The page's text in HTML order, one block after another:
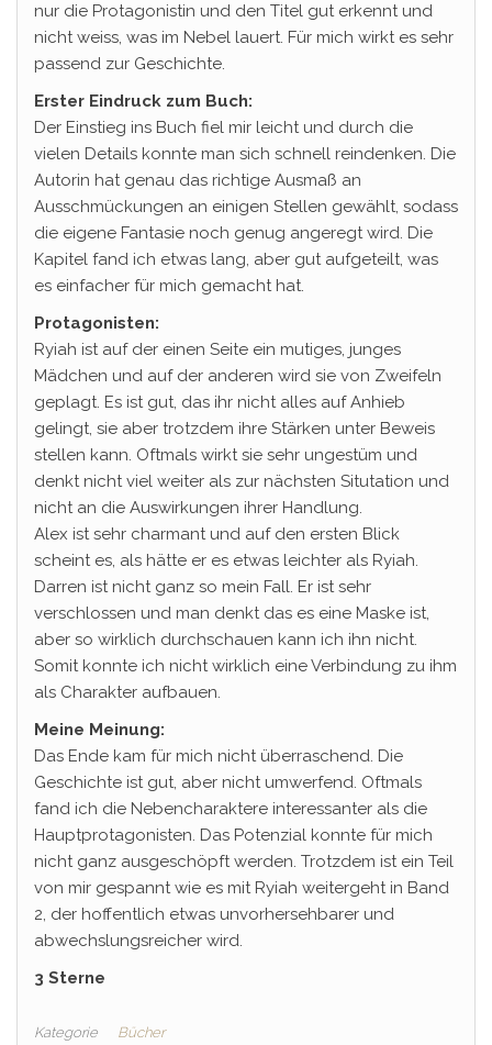
nur die Protagonistin und den Titel gut erkennt und
nicht weiss, was im Nebel lauert. Für mich wirkt es sehr
passend zur Geschichte.
Erster Eindruck zum Buch:
Der Einstieg ins Buch fiel mir leicht und durch die
vielen Details konnte man sich schnell reindenken. Die
Autorin hat genau das richtige Ausmaß an
Ausschmückungen an einigen Stellen gewählt, sodass
die eigene Fantasie noch genug angeregt wird. Die
Kapitel fand ich etwas lang, aber gut aufgeteilt, was
es einfacher für mich gemacht hat.
Protagonisten:
Ryiah ist auf der einen Seite ein mutiges, junges
Mädchen und auf der anderen wird sie von Zweifeln
geplagt. Es ist gut, das ihr nicht alles auf Anhieb
gelingt, sie aber trotzdem ihre Stärken unter Beweis
stellen kann. Oftmals wirkt sie sehr ungestüm und
denkt nicht viel weiter als zur nächsten Situtation und
nicht an die Auswirkungen ihrer Handlung.
Alex ist sehr charmant und auf den ersten Blick
scheint es, als hätte er es etwas leichter als Ryiah.
Darren ist nicht ganz so mein Fall. Er ist sehr
verschlossen und man denkt das es eine Maske ist,
aber so wirklich durchschauen kann ich ihn nicht.
Somit konnte ich nicht wirklich eine Verbindung zu ihm
als Charakter aufbauen.
Meine Meinung:
Das Ende kam für mich nicht überraschend. Die
Geschichte ist gut, aber nicht umwerfend. Oftmals
fand ich die Nebencharaktere interessanter als die
Hauptprotagonisten. Das Potenzial konnte für mich
nicht ganz ausgeschöpft werden. Trotzdem ist ein Teil
von mir gespannt wie es mit Ryiah weitergeht in Band
2, der hoffentlich etwas unvorhersehbarer und
abwechslungsreicher wird.
3 Sterne
Kategorie Bücher